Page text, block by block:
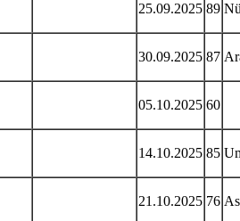
25.09.2025 89
30.09.2025 87
05.10.2025 60
14.10.2025 85
21.10.2025 76